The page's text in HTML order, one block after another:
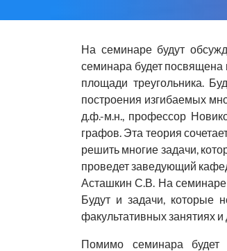
На семинаре будут
семинара будет
площади треугольника.
построения изгибаемых
д.ф.-м.н., профессор
графов. Эта теория
решить многие задачи,
проведет заведующий
Асташкин С.В. На
Будут и задачи, которые
факультативных занятиях
Помимо семинара будет